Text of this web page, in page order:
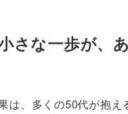
さな一歩が、
は、多くの50代が抱え